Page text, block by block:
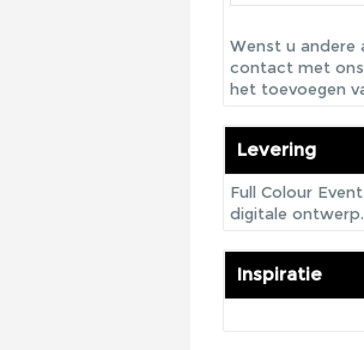
Wenst u andere
contact met ons
het toevoegen
Levering
Full Colour
digitale ontwerp.
Inspiratie